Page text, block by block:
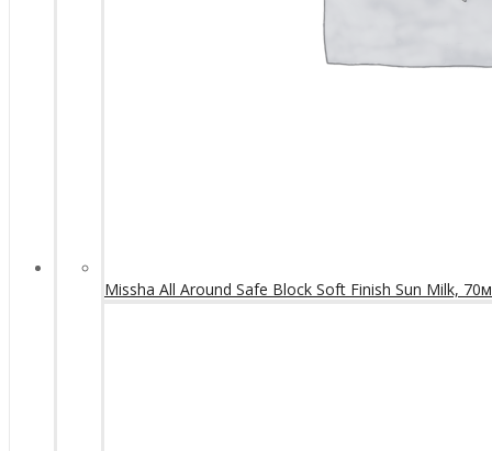
Missha All Around Safe Block Soft Finish Sun Milk,